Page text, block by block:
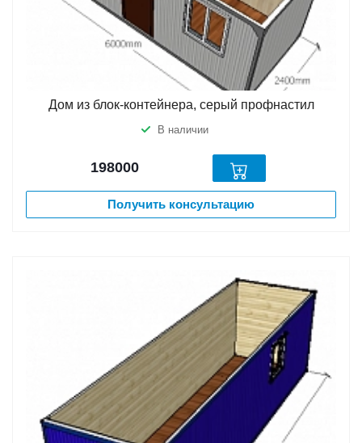
Дом из блок-контейнера, серый профнастил
В наличии
198000
Получить консультацию